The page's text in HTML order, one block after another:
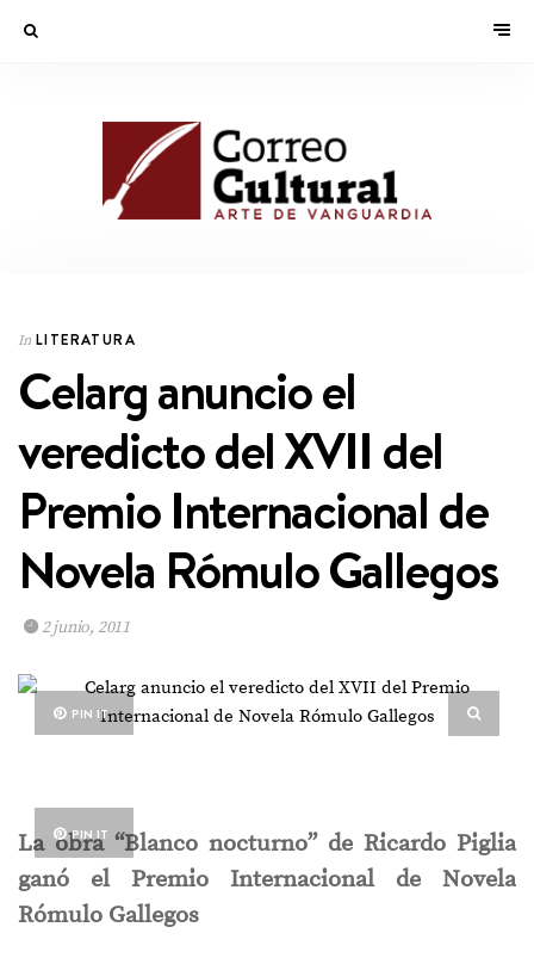
In LITERATURA
Celarg anuncio el
veredicto del XVII del
Premio Internacional de
Novela Rómulo Gallegos
2 junio, 2011
PIN IT
PIN IT
La obra “Blanco nocturno” de Ricardo Piglia
ganó el Premio Internacional de Novela
Rómulo Gallegos